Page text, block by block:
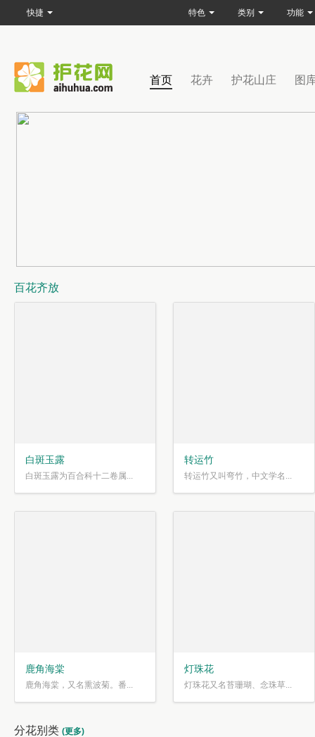
首页 花卉 护花山庄 图
百花齐放
白斑玉露
白斑玉露为百合科十二卷属...
转运竹
转运竹又叫弯竹，中文学名...
鹿角海棠
鹿角海棠，又名熏波菊。番...
灯珠花
灯珠花又名苔珊瑚、念珠草...
分花别类 (更多)
快捷 特色 类别 功能